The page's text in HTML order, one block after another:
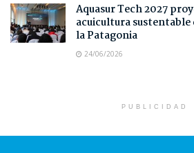
Aquasur Tech 2027
acuicultura sustentable
la Patagonia
24/06/2026
PUBLICIDAD